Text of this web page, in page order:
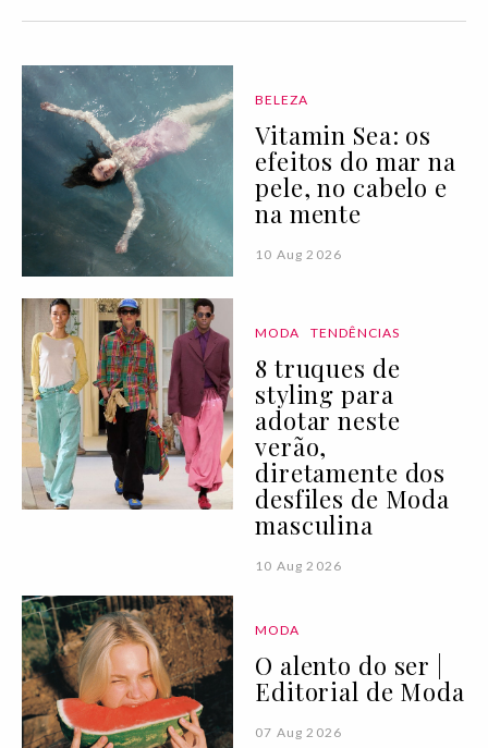
BELEZA
Vitamin Sea: os
efeitos do mar na
pele, no cabelo e
na mente
10 Aug 2026
MODA TENDÊNCIAS
8 truques de
styling para
adotar neste
verão,
diretamente dos
desfiles de Moda
masculina
10 Aug 2026
MODA
O alento do ser |
Editorial de Moda
07 Aug 2026